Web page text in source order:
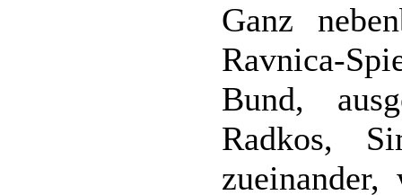
Ganz
Ravnica-
Bund,
Radkos,